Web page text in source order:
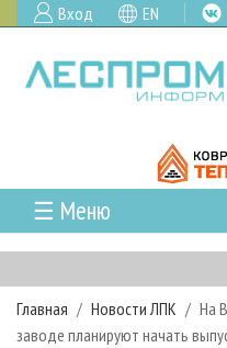
Вход EN
☰ Меню
ГЛАВНАЯ
РУБРИКИ И ТЕМЫ
РУБРИКИ ЖУРНАЛА
НОВОСТИ
Главная Новости ЛПК
На
заводе планируют начать